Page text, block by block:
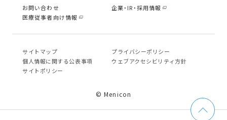
お問い合わせ
企業・IR・採用情報
医療従事者向け情報
サイトマップ
プライバシーポリシー
個⼈情報に関する公表事項
ウェブアクセシビリティ方針
サイトポリシー
© Menicon